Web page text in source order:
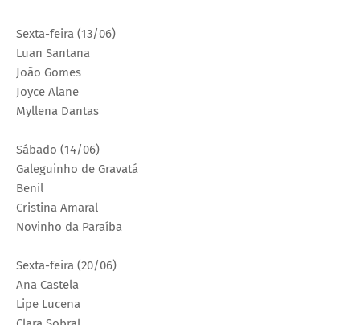
Sexta-feira (13/06)
Luan Santana
João Gomes
Joyce Alane
Myllena Dantas
Sábado (14/06)
Galeguinho de Gravatá
Benil
Cristina Amaral
Novinho da Paraíba
Sexta-feira (20/06)
Ana Castela
Lipe Lucena